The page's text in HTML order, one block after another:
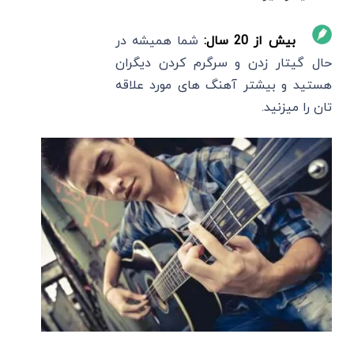
بیش از 20 سال:
شما همیشه در
حال گیتار زدن و سرگرم کردن دیگران
هستید و بیشتر آهنگ های مورد علاقه
تان را میزنید.